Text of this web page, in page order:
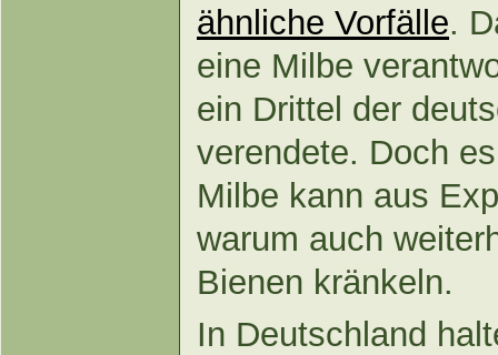
ähnliche Vorfälle.
eine Milbe
ein Drittel der
verendete. Doch
Milbe kann aus
warum auch
Bienen kränkeln.
In Deutschland